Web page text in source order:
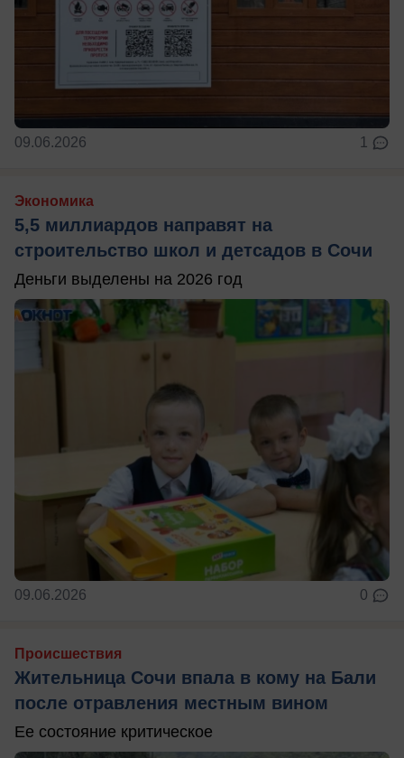
09.06.2026 1
Экономика
5,5 миллиардов направят на
строительство школ и детсадов в Сочи
Деньги выделены на 2026 год
09.06.2026 0
Происшествия
Жительница Сочи впала в кому на Бали
после отравления местным вином
Ее состояние критическое